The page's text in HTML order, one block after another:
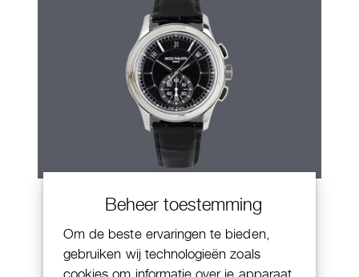
Beheer toestemming
Om de beste ervaringen te bieden,
gebruiken wij technologieën zoals
cookies om informatie over je apparaat
Patek Philippe Annual Calendar